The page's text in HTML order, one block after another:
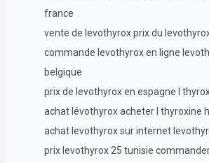
france
vente de levothyrox prix du
commande levothyrox en ligne
belgique
prix de levothyrox en espagne l
achat lévothyrox acheter l thyroxine
achat levothyrox sur internet
prix levothyrox 25 tunisie